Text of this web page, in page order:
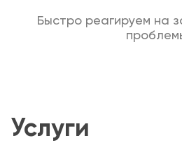
Быстро реагируем на
Услуги